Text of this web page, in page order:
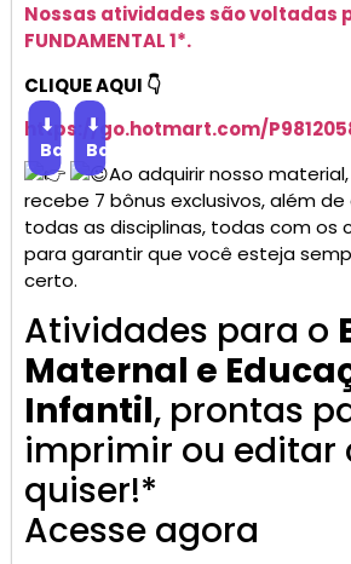
Nossas atividades são voltadas
FUNDAMENTAL 1*.
CLIQUE AQUI 👇
https://go.hotmart.com/
⬇
Baixar
⬇
Baixar
Ao adquirir nosso
recebe 7 bônus exclusivos, além
todas as disciplinas, todas com os
para garantir que você esteja
certo.
Atividades para o
Maternal e
Infantil, prontas
imprimir ou editar
quiser!*
Acesse agora